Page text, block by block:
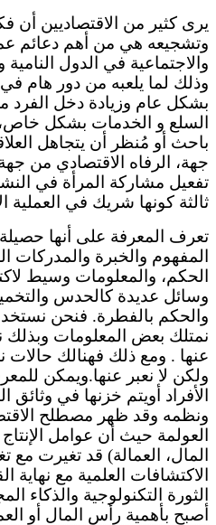
يرى كثير من الاقتصاديين أن
وتشجيعه هي من أهم دعائم
والاجتماعية في الدول
وذلك لما يلعبه من دور هام
بشكل عام وزيادة دخل الفرد
السلع و الخدمات بشكل
باحث أو مُنظر أن يتجاهل
جهة، الرفاه الاقتصادي من
تفعيل مشاركة المرأة في
ثالثة كونها شريك في العملية
تعرف المعرفة على أنها حصيلة
المفهوم والخبرة والمدركات
الحكم، والمعلومات وسيط
وسائل عديدة كالحدس
والحكم بالفطرة. فنحن
نمتلك بعض المعلومات وبذلك
عنها . ومع ذلك فهنالك حالات
ولكن لا نعبر عنها.ويمكن
الأفراد أويتم خزنها في وثائق
ونظمه وقد ظهر مصطلح
العولمة حيث أن عوامل
المال، العمالة) قد تغيرت مع
الاكتشافات العلمية مع
الثورة التكنولوجية والذكاء
أصبح بأهمية رأس المال أو